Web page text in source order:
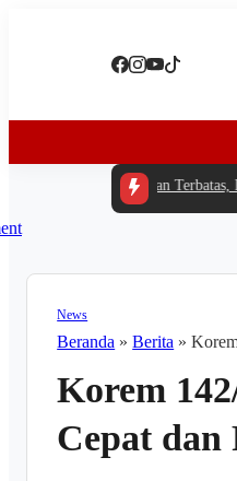
Di Tengah Anggaran Terbatas,
News
Beranda »Berita »
Korem
Cepat dan